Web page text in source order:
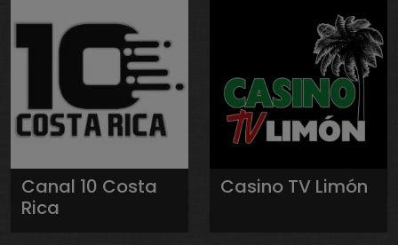
Canal 10 Costa
Rica
Casino TV Limón